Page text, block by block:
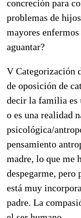
concreción para
problemas de
mayores
aguantar?
V Categorización
de oposición de
decir la familia es
o es una realidad
psicológica/
pensamiento
madre, lo que me
despegarme, pero
está muy
padre. La